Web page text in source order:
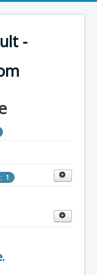
-
1
: 9
!